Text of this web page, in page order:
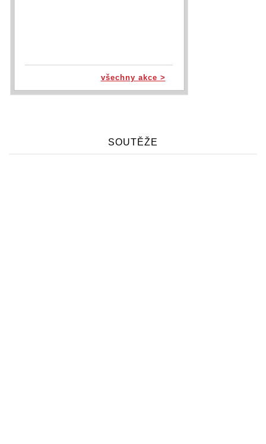
všechny akce >
SOUTĚŽE